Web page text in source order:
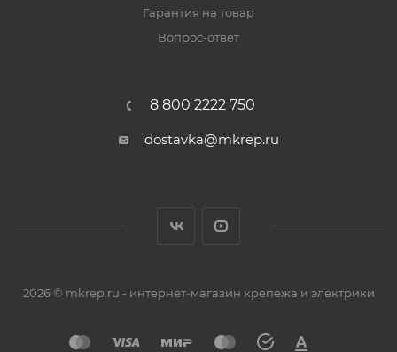
Гарантия на товар
Вопрос-ответ
8 800 2222 750
dostavka@mkrep.ru
2026 © mkrep.ru - интернет-магазин крепежа и электрики